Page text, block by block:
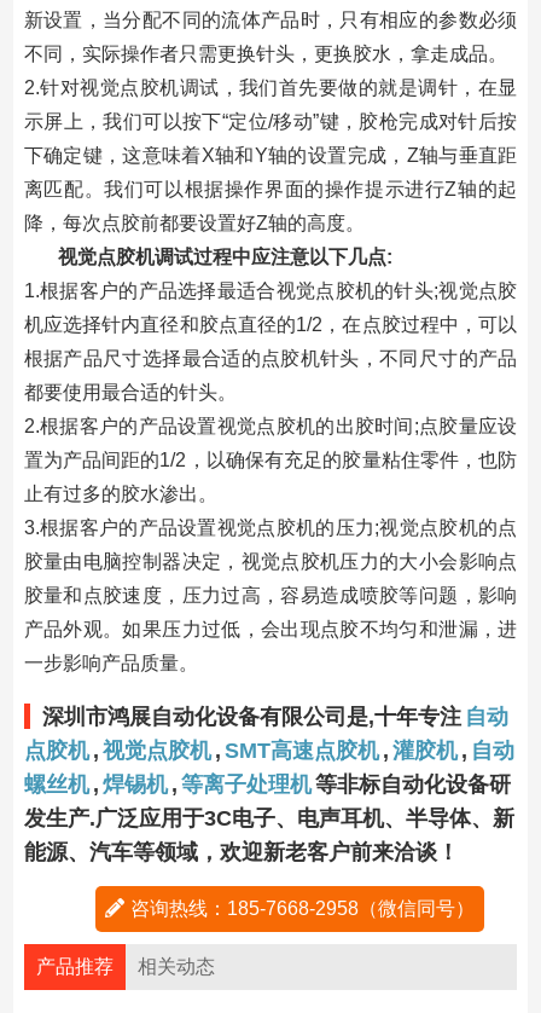
新设置，当分配不同的流体产品时，只有相应的参数必须
不同，实际操作者只需更换针头，更换胶水，拿走成品。
2.针对视觉点胶机调试，我们首先要做的就是调针，在显
示屏上，我们可以按下“定位/移动”键，胶枪完成对针后按
下确定键，这意味着X轴和Y轴的设置完成，Z轴与垂直距
离匹配。我们可以根据操作界面的操作提示进行Z轴的起
降，每次点胶前都要设置好Z轴的高度。
视觉点胶机调试过程中应注意以下几点:
1.根据客户的产品选择最适合视觉点胶机的针头;视觉点胶
机应选择针内直径和胶点直径的1/2，在点胶过程中，可以
根据产品尺寸选择最合适的点胶机针头，不同尺寸的产品
都要使用最合适的针头。
2.根据客户的产品设置视觉点胶机的出胶时间;点胶量应设
置为产品间距的1/2，以确保有充足的胶量粘住零件，也防
止有过多的胶水渗出。
3.根据客户的产品设置视觉点胶机的压力;视觉点胶机的点
胶量由电脑控制器决定，视觉点胶机压力的大小会影响点
胶量和点胶速度，压力过高，容易造成喷胶等问题，影响
产品外观。如果压力过低，会出现点胶不均匀和泄漏，进
一步影响产品质量。
深圳市鸿展自动化设备有限公司是,十年专注 自动
点胶机 , 视觉点胶机 , SMT高速点胶机 , 灌胶机 , 自动
螺丝机 , 焊锡机 , 等离子处理机等非标自动化设备研
发生产.广泛应用于3C电子、电声耳机、半导体、新
能源、汽车等领域，欢迎新老客户前来洽谈！
咨询热线：185-7668-2958（微信同号）
产品推荐 相关动态